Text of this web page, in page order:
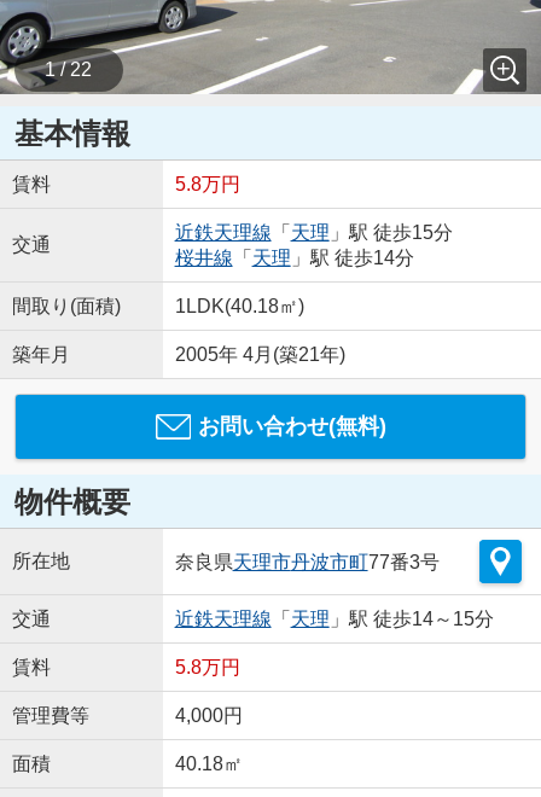
1 / 22
基本情報
賃料 5.8万円
交通
近鉄天理線 「 天理 」駅 徒歩15分
桜井線 「 天理 」駅 徒歩14分
間取り(面積) 1LDK(40.18㎡)
築年月 2005年 4月(築21年)
お問い合わせ(無料)
物件概要
所在地 奈良県天理市丹波市町77番3号
交通 近鉄天理線 「 天理 」駅 徒歩14～15分
賃料 5.8万円
管理費等 4,000円
面積 40.18㎡